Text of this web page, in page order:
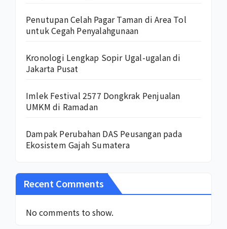
Penutupan Celah Pagar Taman di Area Tol
untuk Cegah Penyalahgunaan
Kronologi Lengkap Sopir Ugal-ugalan di
Jakarta Pusat
Imlek Festival 2577 Dongkrak Penjualan
UMKM di Ramadan
Dampak Perubahan DAS Peusangan pada
Ekosistem Gajah Sumatera
Recent Comments
No comments to show.